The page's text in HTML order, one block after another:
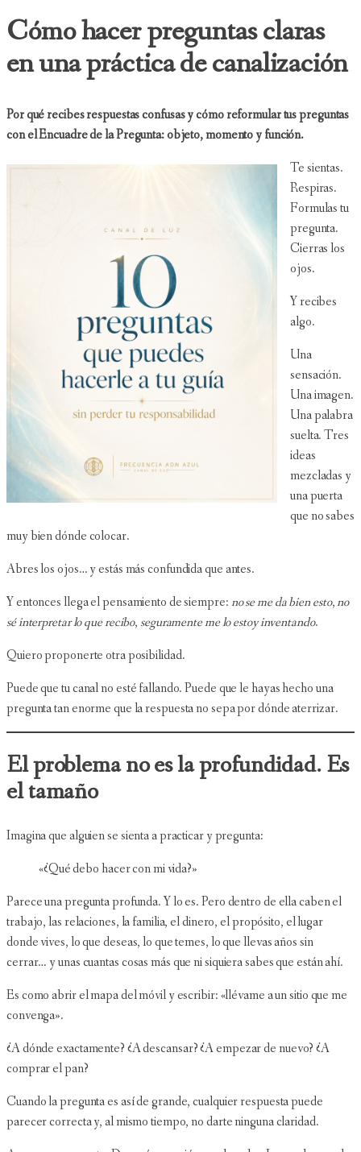
Cómo hacer preguntas claras
en una práctica de canalización
Por qué recibes respuestas confusas y cómo reformular tus preguntas
con el Encuadre de la Pregunta: objeto, momento y función.
Te sientas.
Respiras.
Formulas tu
pregunta.
Cierras los
ojos.
Y recibes
algo.
Una
sensación.
Una imagen.
Una palabra
suelta. Tres
ideas
mezcladas y
una puerta
que no sabes
muy bien dónde colocar.
Abres los ojos… y estás más confundida que antes.
Y entonces llega el pensamiento de siempre:no se me da bien esto,no
sé interpretar lo que recibo,seguramente me lo estoy inventando.
Quiero proponerte otra posibilidad.
Puede que tu canal no esté fallando. Puede que le hayas hecho una
pregunta tan enorme que la respuesta no sepa por dónde aterrizar.
El problema no es la profundidad. Es
el tamaño
Imagina que alguien se sienta a practicar y pregunta:
«¿Qué debo hacer con mi vida?»
Parece una pregunta profunda. Y lo es. Pero dentro de ella caben el
trabajo, las relaciones, la familia, el dinero, el propósito, el lugar
donde vives, lo que deseas, lo que temes, lo que llevas años sin
cerrar… y unas cuantas cosas más que ni siquiera sabes que están ahí.
Es como abrir el mapa del móvil y escribir: «llévame a un sitio que me
convenga».
¿A dónde exactamente? ¿A descansar? ¿A empezar de nuevo? ¿A
comprar el pan?
Cuando la pregunta es así de grande, cualquier respuesta puede
parecer correcta y, al mismo tiempo, no darte ninguna claridad.